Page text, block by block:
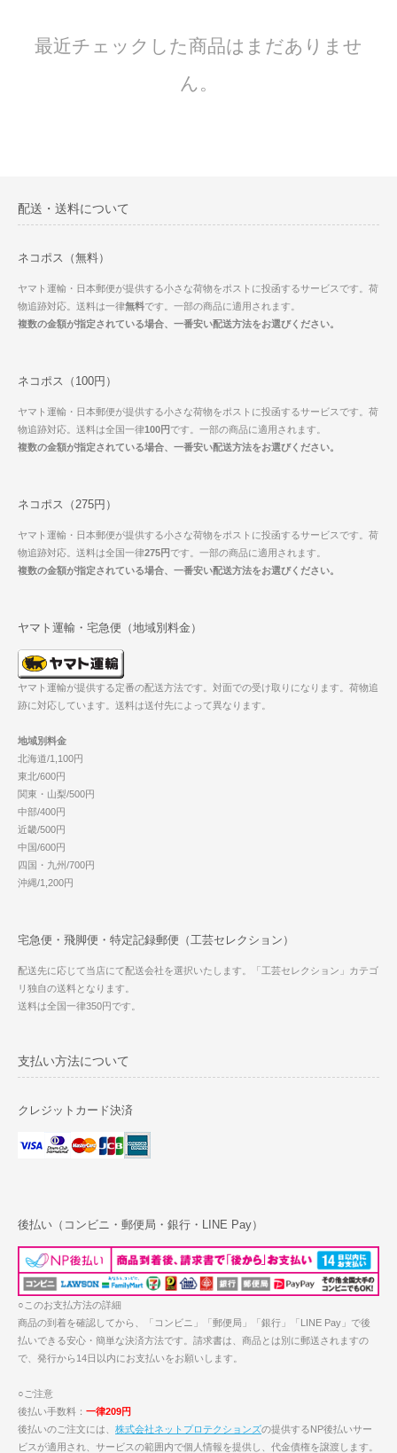
最近チェックした商品はまだありませ
ん。
配送・送料について
ネコポス（無料）
ヤマト運輸・日本郵便が提供する小さな荷物をポストに投函するサービスです。荷
物追跡対応。送料は一律無料です。一部の商品に適用されます。
複数の金額が指定されている場合、一番安い配送方法をお選びください。
ネコポス（100円）
ヤマト運輸・日本郵便が提供する小さな荷物をポストに投函するサービスです。荷
物追跡対応。送料は全国一律100円 です。一部の商品に適用されます。
複数の金額が指定されている場合、一番安い配送方法をお選びください。
ネコポス（275円）
ヤマト運輸・日本郵便が提供する小さな荷物をポストに投函するサービスです。荷
物追跡対応。送料は全国一律275円 です。一部の商品に適用されます。
複数の金額が指定されている場合、一番安い配送方法をお選びください。
ヤマト運輸・宅急便（地域別料金）
ヤマト運輸が提供する定番の配送方法です。対面での受け取りになります。荷物追
跡に対応しています。送料は送付先によって異なります。
地域別料金
北海道/1,100円
東北/600円
関東・山梨/500円
中部/400円
近畿/500円
中国/600円
四国・九州/700円
沖縄/1,200円
宅急便・飛脚便・特定記録郵便（工芸セレクション）
配送先に応じて当店にて配送会社を選択いたします。「工芸セレクション」カテゴ
リ独自の送料となります。
送料は全国一律350円です。
支払い方法について
クレジットカード決済
後払い（コンビニ・郵便局・銀行・LINE Pay）
○このお支払方法の詳細
商品の到着を確認してから、「コンビニ」「郵便局」「銀行」「LINE Pay」で後
払いできる安心・簡単な決済方法です。請求書は、商品とは別に郵送されますの
で、発行から14日以内にお支払いをお願いします。
○ご注意
後払い手数料： 一律209円
後払いのご注文には、 株式会社ネットプロテクションズの提供するNP後払いサー
ビスが適用され、サービスの範囲内で個人情報を提供し、代金債権を譲渡します。